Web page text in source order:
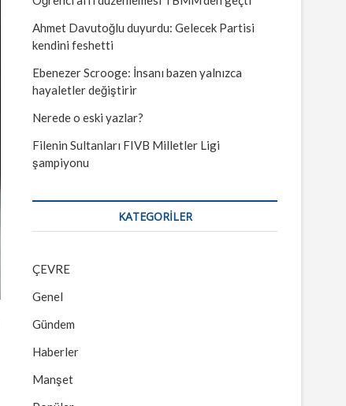
Ahmet Davutoğlu duyurdu: Gelecek Partisi
kendini feshetti
Ebenezer Scrooge: İnsanı bazen yalnızca
hayaletler değiştirir
Nerede o eski yazlar?
Filenin Sultanları FIVB Milletler Ligi
şampiyonu
KATEGORILER
ÇEVRE
Genel
Gündem
Haberler
Manşet